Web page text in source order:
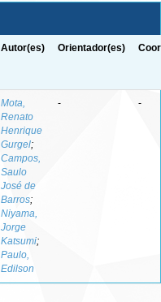
Autor(es) Orientador(es)
Mota,
Renato
Henrique
Gurgel;
Campos,
Saulo
José de
Barros;
Niyama,
Jorge
Katsumi;
Paulo,
Edilson
- -